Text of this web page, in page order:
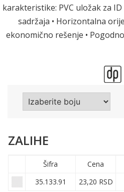
karakteristike: PVC uložak za
sadržaja • Horizontalna
ekonomično rešenje •
ZALIHE
Šifra Cena
35.133.91
23,20 RSD